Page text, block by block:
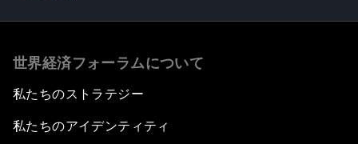
世界経済フォーラムについて
私たちのストラテジー
私たちのアイデンティティ